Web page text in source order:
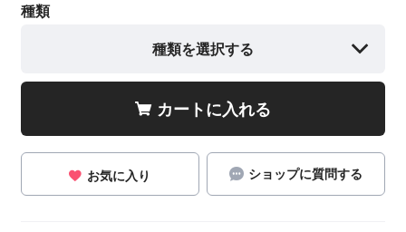
種類
種類を選択する
カートに入れる
お気に入り ショップに質問する